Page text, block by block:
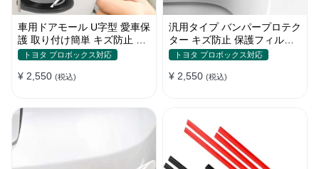
車用ドアモール U字型 愛車保
護 取り付け簡単 キズ防止 騒
音低減 5m バンパーストリッ
トヨタ プロボックス対応
¥ 2,550 (税込)
汎用タイプ バンパープロテク
ター キズ防止 保護フィルム
取り付け簡単 フィット感抜群
トヨタ プロボックス対応
¥ 2,550 (税込)